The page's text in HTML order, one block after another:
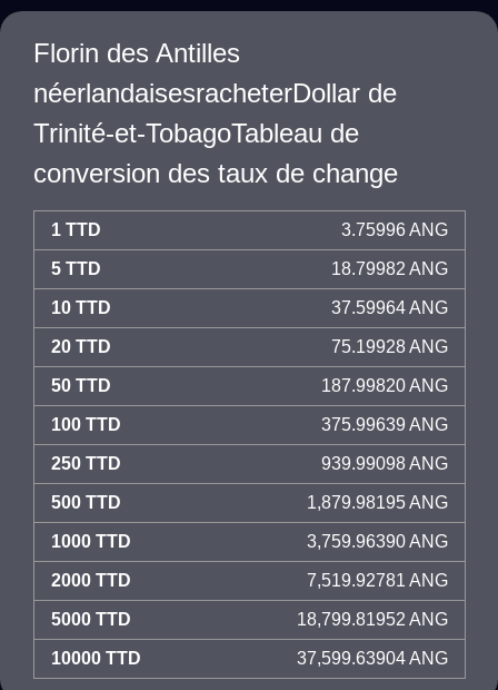
Florin des Antilles
néerlandaisesracheterDollar de
Trinité-et-TobagoTableau de
conversion des taux de change
1 TTD 3.75996 ANG
5 TTD 18.79982 ANG
10 TTD 37.59964 ANG
20 TTD 75.19928 ANG
50 TTD 187.99820 ANG
100 TTD 375.99639 ANG
250 TTD 939.99098 ANG
500 TTD 1,879.98195 ANG
1000 TTD 3,759.96390 ANG
2000 TTD 7,519.92781 ANG
5000 TTD 18,799.81952 ANG
10000 TTD 37,599.63904 ANG